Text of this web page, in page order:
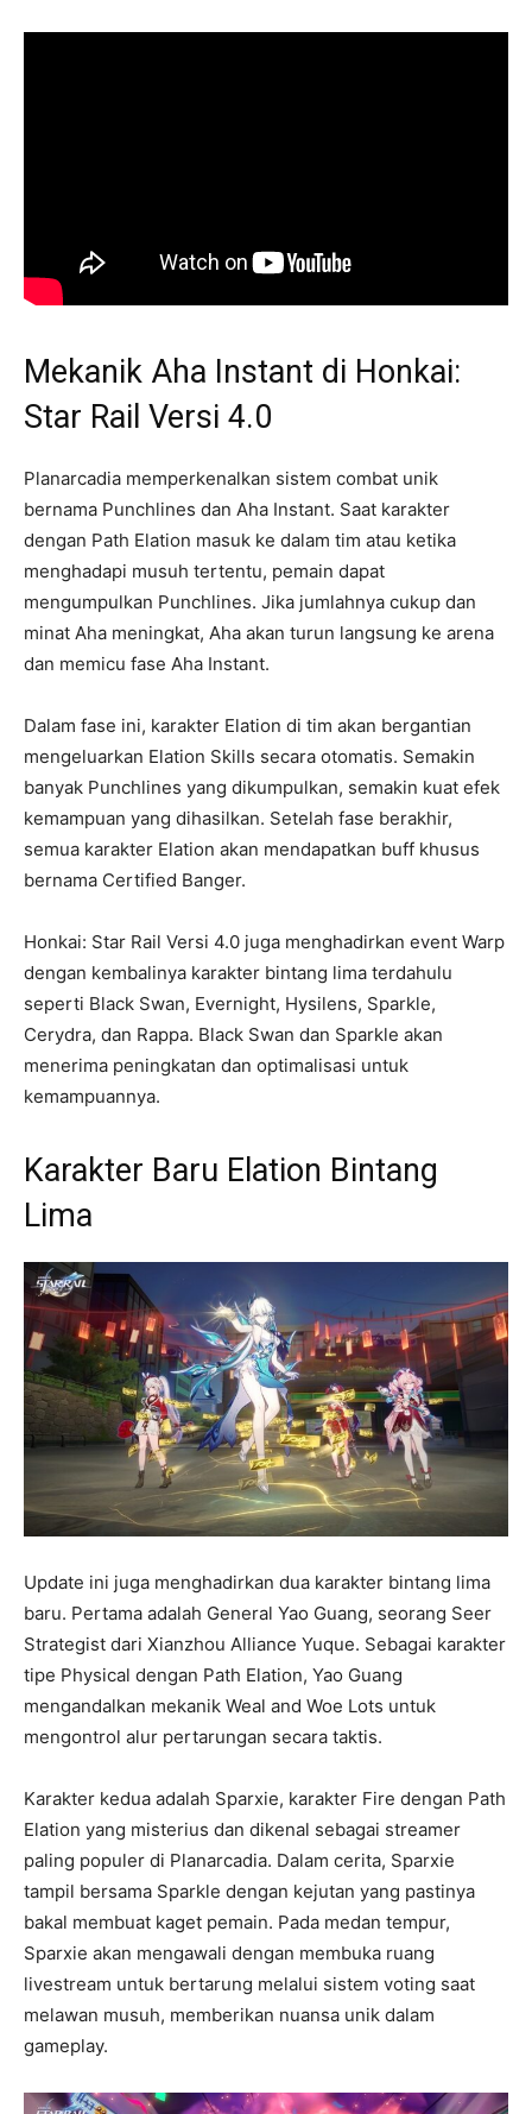
Mekanik Aha Instant di Honkai:
Star Rail Versi 4.0
Planarcadia memperkenalkan sistem combat unik
bernama Punchlines dan Aha Instant. Saat karakter
dengan Path Elation masuk ke dalam tim atau ketika
menghadapi musuh tertentu, pemain dapat
mengumpulkan Punchlines. Jika jumlahnya cukup dan
minat Aha meningkat, Aha akan turun langsung ke arena
dan memicu fase Aha Instant.
Dalam fase ini, karakter Elation di tim akan bergantian
mengeluarkan Elation Skills secara otomatis. Semakin
banyak Punchlines yang dikumpulkan, semakin kuat efek
kemampuan yang dihasilkan. Setelah fase berakhir,
semua karakter Elation akan mendapatkan buff khusus
bernama Certified Banger.
Honkai: Star Rail Versi 4.0 juga menghadirkan event Warp
dengan kembalinya karakter bintang lima terdahulu
seperti Black Swan, Evernight, Hysilens, Sparkle,
Cerydra, dan Rappa. Black Swan dan Sparkle akan
menerima peningkatan dan optimalisasi untuk
kemampuannya.
Karakter Baru Elation Bintang
Lima
Update ini juga menghadirkan dua karakter bintang lima
baru. Pertama adalah General Yao Guang, seorang Seer
Strategist dari Xianzhou Alliance Yuque. Sebagai karakter
tipe Physical dengan Path Elation, Yao Guang
mengandalkan mekanik Weal and Woe Lots untuk
mengontrol alur pertarungan secara taktis.
Karakter kedua adalah Sparxie, karakter Fire dengan Path
Elation yang misterius dan dikenal sebagai streamer
paling populer di Planarcadia. Dalam cerita, Sparxie
tampil bersama Sparkle dengan kejutan yang pastinya
bakal membuat kaget pemain. Pada medan tempur,
Sparxie akan mengawali dengan membuka ruang
livestream untuk bertarung melalui sistem voting saat
melawan musuh, memberikan nuansa unik dalam
gameplay.